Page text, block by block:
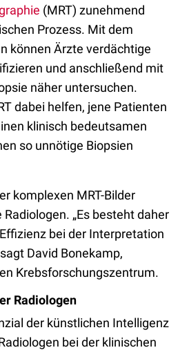
(MRT) zunehmend
Prozess. Mit dem
können Ärzte verdächtige
und anschließend mit
näher untersuchen.
dabei helfen, jene Patienten
klinisch bedeutsamen
so unnötige Biopsien
komplexen MRT-Bilder
„Es besteht daher
bei der Interpretation
David Bonekamp,
Krebsforschungszentrum.
Radiologen
der künstlichen Intelligenz
bei der klinischen